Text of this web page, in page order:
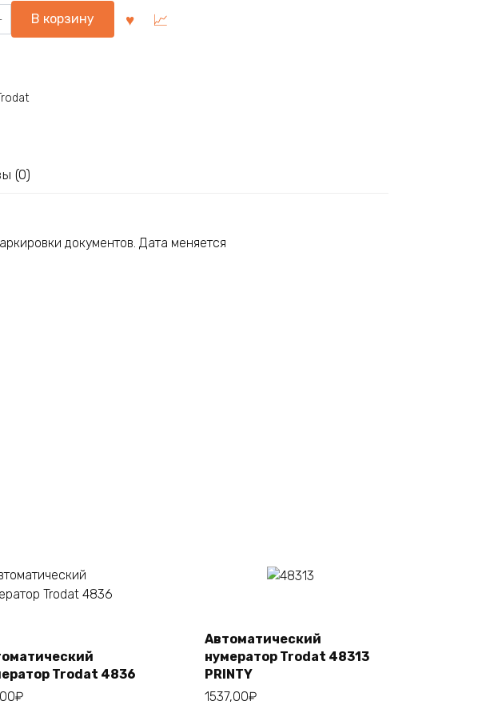
В корзину
(0)
документов. Дата меняется
В корзину
Trodat 4836
₽
корзину
Автоматический
нумератор Trodat 48313
PRINTY
1537,00₽